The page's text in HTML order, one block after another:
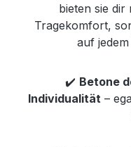
bieten sie
Tragekomfort,
auf jedem
✔️ Betone
Individualität –